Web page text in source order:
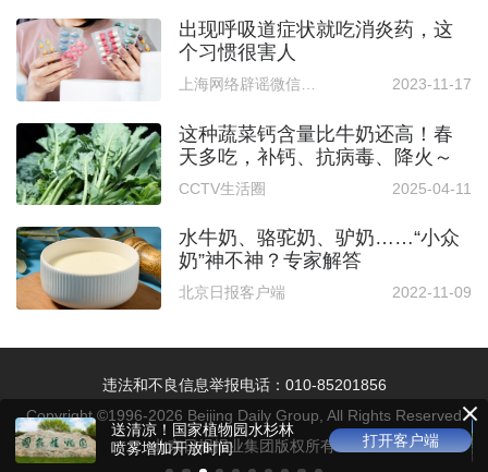
出现呼吸道症状就吃消炎药，这
个习惯很害人
上海网络辟谣微信公众号 2023-11-17
这种蔬菜钙含量比牛奶还高！春
天多吃，补钙、抗病毒、降火～
CCTV生活圈 2025-04-11
水牛奶、骆驼奶、驴奶……“小众
奶”神不神？专家解答
北京日报客户端 2022-11-09
违法和不良信息举报电话：010-85201856
Copyright ©1996-2026 Beijing Daily Group, All Rights Reserved
北京日报报业集团版权所有
京城博物馆进入“夏令时”，外
地游客给“周一开放日”点赞
打开客户端